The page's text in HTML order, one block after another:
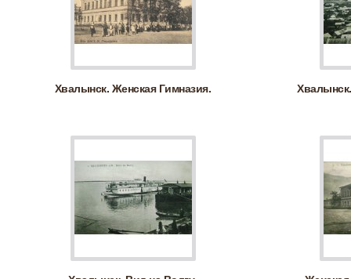
Хвалынск. Женская Гимназия.